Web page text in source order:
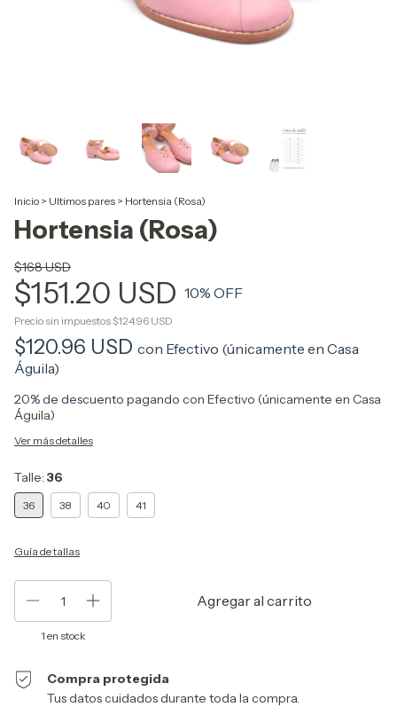
Inicio > Ultimos pares > Hortensia (Rosa)
Hortensia (Rosa)
$168 USD
$151.20 USD 10% OFF
Precio sin impuestos $124.96 USD
$120.96 USD con Efectivo (únicamente en Casa
Águila)
20% de descuento pagando con Efectivo (únicamente en Casa
Águila)
Ver más detalles
Talle: 36
36 38 40 41
Guía de tallas
1 en stock
Compra protegida
Tus datos cuidados durante toda la compra.